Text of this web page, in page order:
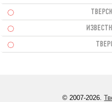
© 2007-2026.